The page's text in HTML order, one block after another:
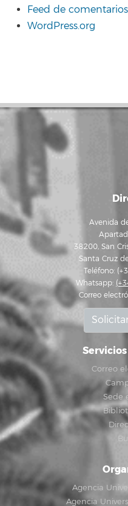
Feed de comentarios
WordPress.org
Avenida
38200, San
Santa Cruz
Teléfono:
Whatsapp:
Correo
Correo
Sede
Agencia
Agencia